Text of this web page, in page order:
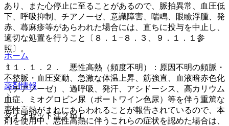
あり、また心停止に至ることがあるので、脈拍異常、血圧低
下、呼吸抑制、チアノーゼ、意識障害、喘鳴、眼瞼浮腫、発
赤、蕁麻疹等があらわれた場合には、直ちに投与を中止し、
適切な処置を行うこと〔８．１−８．３、９．１．１参
照〕。
１１．１．２． 悪性高熱（頻度不明）：原因不明の頻脈・
不整脈・血圧変動、急激な体温上昇、筋強直、血液暗赤色化
（チアノーゼ）、過呼吸、発汗、アシドーシス、高カリウム
血症、ミオグロビン尿（ポートワイン色尿）等を伴う重篤な
悪性高熱がまれにあらわれることが報告されているので、本
剤を使用中、悪性高熱に伴うこれらの症状を認めた場合は、
ホーム
薬剤情報
タイオゼット注２ｍＬ